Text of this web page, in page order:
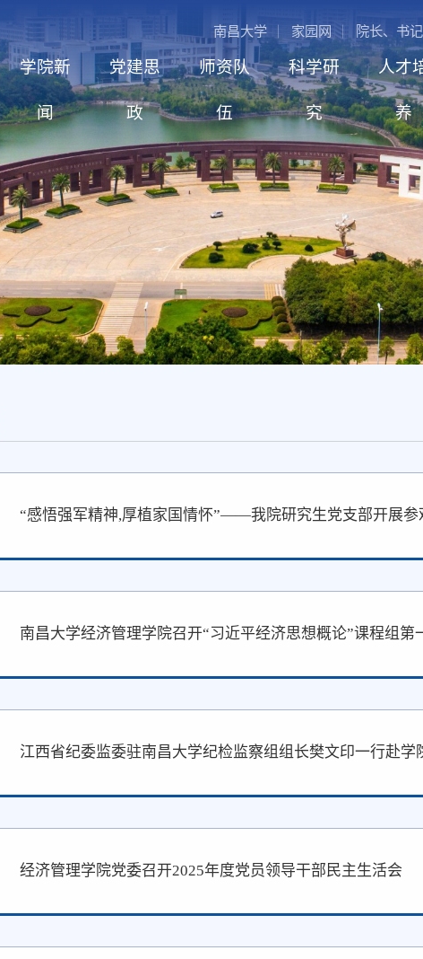
南昌大学 家园网 院长、书
学院新
闻
党建思
政
师资队
伍
科学研
究
人才
养
“感悟强军精神,厚植家国情怀”——我院研究生党支部开展参
南昌大学经济管理学院召开“习近平经济思想概论”课程组第
江西省纪委监委驻南昌大学纪检监察组组长樊文印一行赴学
经济管理学院党委召开2025年度党员领导干部民主生活会